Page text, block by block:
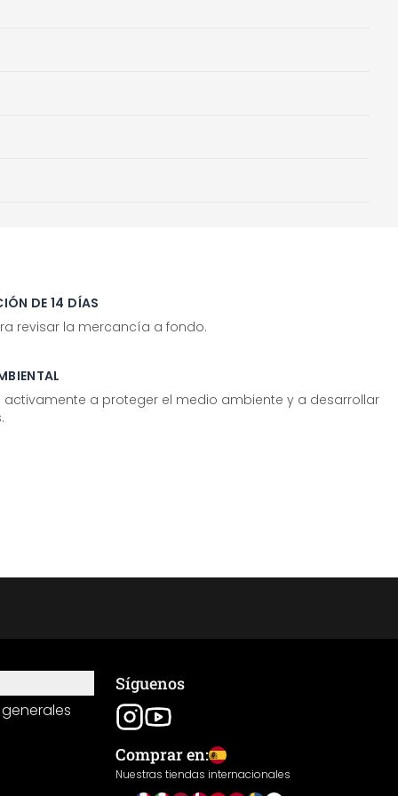
DE 14 DÍAS
revisar la mercancía a fondo.
a proteger el medio ambiente y a desarrollar
Síguenos
Comprar en:
Nuestras tiendas internacionales